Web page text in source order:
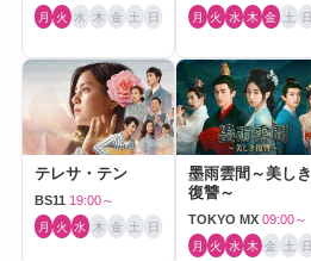
月 火 水 木 金 土 日 月 火 水 木 金 土 日
テレサ・テン
BS11 19:00～
月 火 水 木 金 土 日
墨雨雲間～美しき
復讐～
TOKYO MX 09:00～
月 火 水 木 金 土 日